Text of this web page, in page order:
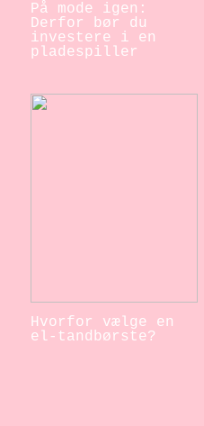
På mode igen:
Derfor bør du
investere i en
pladespiller
Hvorfor vælge en
el-tandbørste?